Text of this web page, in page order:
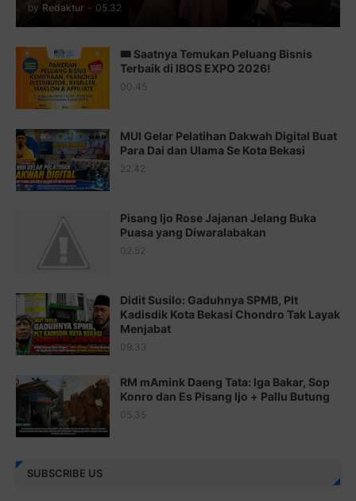
Juz 13 ⇨http://j.mp/2bFTiKQ
Juz 14 ⇨http://j.mp/2b8SUTA
Juz 15 ⇨http://j.mp/2bFRQIM
Juz 17 ⇨http://j.mp/2brHsFz
Juz 18 ⇨http://j.mp/2b8SCfc
http://j.mp/2bFSq95
http://j.mp/2brI1zc
Juz 22 ⇨http://j.mp/2bFRxNP
Juz 23 ⇨http://j.mp/2brItxm
Juz 25 ⇨http://j.mp/2brImlf
Juz 26 ⇨http://j.mp/2bFRHF2
by Redaktur - 05.32
🎟️ Saatnya Temukan Peluang Bisnis
Terbaik di IBOS EXPO 2026!
00.45
MUI Gelar Pelatihan Dakwah Digital Buat
Para Dai dan Ulama Se Kota Bekasi
22.42
Pisang Ijo Rose Jajanan Jelang Buka
Puasa yang Diwaralabakan
02.52
Didit Susilo: Gaduhnya SPMB, Plt
Kadisdik Kota Bekasi Chondro Tak Layak
Menjabat
09.33
RM mAmink Daeng Tata: Iga Bakar, Sop
Konro dan Es Pisang Ijo + Pallu Butung
05.35
SUBSCRIBE US